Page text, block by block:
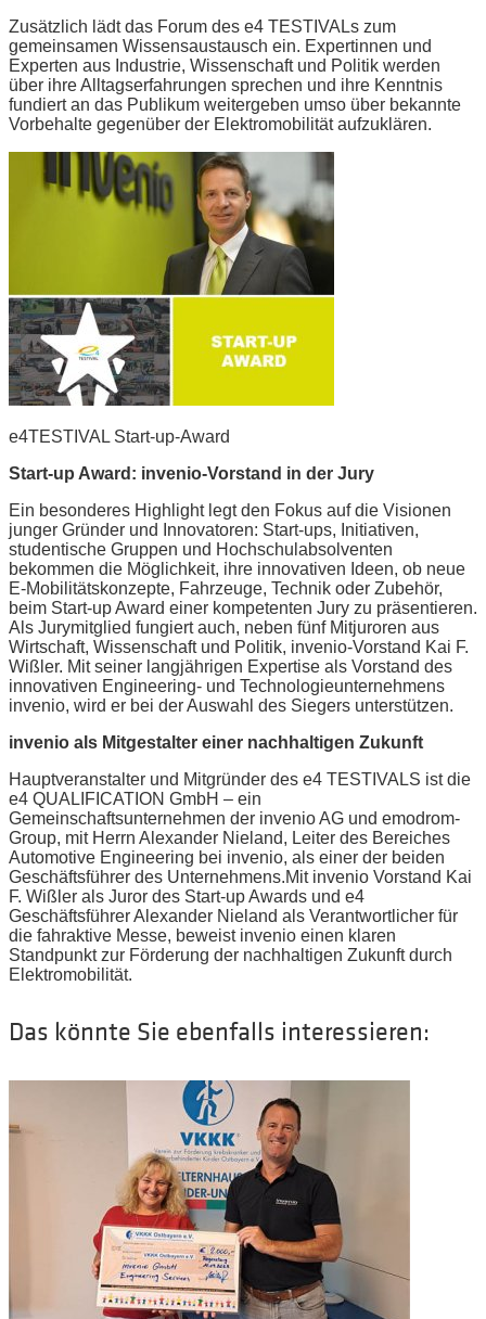
Zusätzlich lädt das Forum des e4 TESTIVALs zum
gemeinsamen Wissensaustausch ein. Expertinnen und
Experten aus Industrie, Wissenschaft und Politik werden
über ihre Alltagserfahrungen sprechen und ihre Kenntnis
fundiert an das Publikum weitergeben umso über bekannte
Vorbehalte gegenüber der Elektromobilität aufzuklären.
e4TESTIVAL Start-up-Award
Start-up Award: invenio-Vorstand in der Jury
Ein besonderes Highlight legt den Fokus auf die Visionen
junger Gründer und Innovatoren: Start-ups, Initiativen,
studentische Gruppen und Hochschulabsolventen
bekommen die Möglichkeit, ihre innovativen Ideen, ob neue
E-Mobilitätskonzepte, Fahrzeuge, Technik oder Zubehör,
beim Start-up Award einer kompetenten Jury zu präsentieren.
Als Jurymitglied fungiert auch, neben fünf Mitjuroren aus
Wirtschaft, Wissenschaft und Politik, invenio-Vorstand Kai F.
Wißler. Mit seiner langjährigen Expertise als Vorstand des
innovativen Engineering- und Technologieunternehmens
invenio, wird er bei der Auswahl des Siegers unterstützen.
invenio als Mitgestalter einer nachhaltigen Zukunft
Hauptveranstalter und Mitgründer des e4 TESTIVALS ist die
e4 QUALIFICATION GmbH – ein
Gemeinschaftsunternehmen der invenio AG und emodrom-
Group, mit Herrn Alexander Nieland, Leiter des Bereiches
Automotive Engineering bei invenio, als einer der beiden
Geschäftsführer des Unternehmens.Mit invenio Vorstand Kai
F. Wißler als Juror des Start-up Awards und e4
Geschäftsführer Alexander Nieland als Verantwortlicher für
die fahraktive Messe, beweist invenio einen klaren
Standpunkt zur Förderung der nachhaltigen Zukunft durch
Elektromobilität.
Das könnte Sie ebenfalls interessieren: